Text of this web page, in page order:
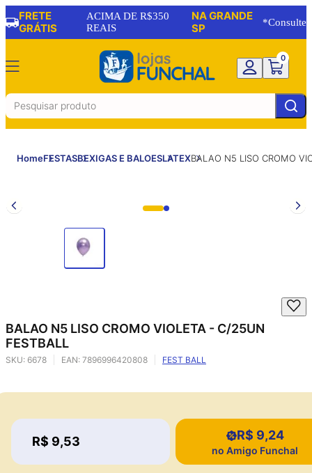
FRETE
GRÁTIS
ACIMA DE R$350
REAIS
NA GRANDE
SP
*Consulte
0
HomeFESTASBEXIGAS E BALOESLATEXBALAO N5 LISO CROMO
BALAO N5 LISO CROMO VIOLETA - C/25UN
FESTBALL
SKU: 6678 EAN: 7896996420808 FEST BALL
Price:
R$ 9,53 Price:
R$ 9,24
no Amigo Funchal